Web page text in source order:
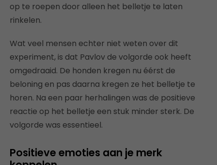
op te roepen door alleen het belletje te laten
rinkelen.
Wat veel mensen echter niet weten over dit
experiment, is dat Pavlov de volgorde ook heeft
omgedraaid. De honden kregen nu éérst de
beloning en pas daarna kregen ze het belletje te
horen. Na een paar herhalingen was de positieve
reactie op het belletje een stuk minder sterk. De
volgorde was essentieel.
Positieve emoties aan je merk